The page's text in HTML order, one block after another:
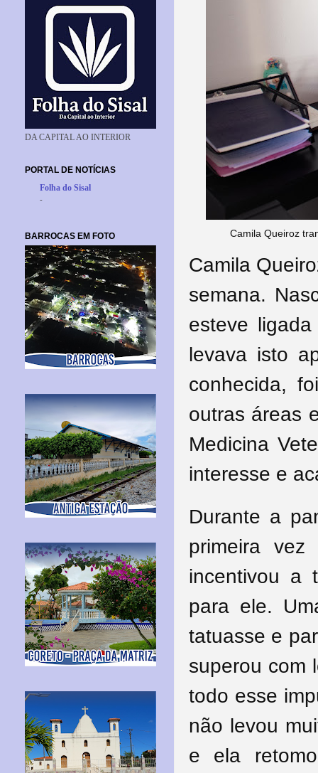
Camila Queiroz
Camila
semana.
esteve
levava isto
conhecida,
outras áreas
Medicina
interesse e
Durante a
primeira
incentivou a
para ele.
tatuasse e
superou com
todo esse
não levou
e ela
DA CAPITAL AO INTERIOR
PORTAL DE NOTÍCIAS
Folha do Sisal
-
BARROCAS EM FOTO